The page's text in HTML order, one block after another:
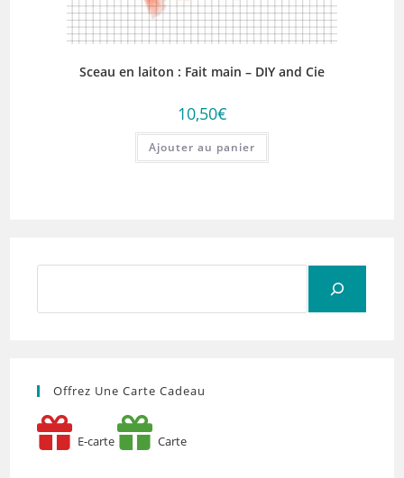
Sceau en laiton : Fait main – DIY and Cie
10,50€
Ajouter au panier
Offrez Une Carte Cadeau
E-carte Carte